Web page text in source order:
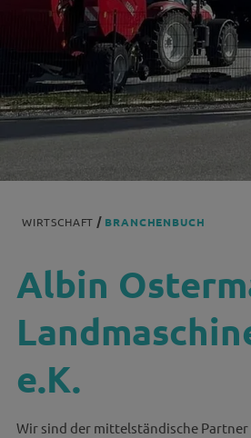
WIRTSCHAFT BRANCHENBUCH
Albin
e.K.
Wir sind der mittelständische Partner